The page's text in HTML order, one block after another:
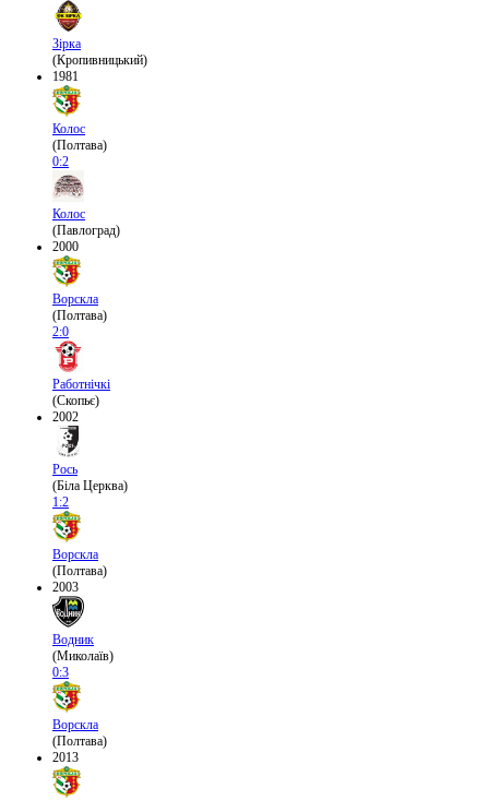
Зірка
(Кропивницький)
1981
Колос
(Полтава)
0:2
Колос
(Павлоград)
2000
Ворскла
(Полтава)
2:0
Работнічкі
(Скопьє)
2002
Рось
(Біла Церква)
1:2
Ворскла
(Полтава)
2003
Водник
(Миколаїв)
0:3
Ворскла
(Полтава)
2013